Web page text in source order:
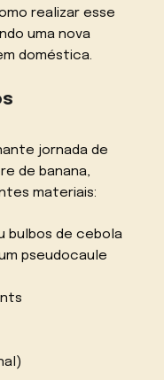
realizar esse
uma nova
doméstica.
jornada de
de banana,
materiais:
bulbos de cebola
pseudocaule